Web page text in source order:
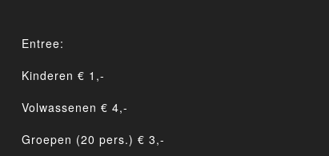
Entree:
Kinderen € 1,-
Volwassenen € 4,-
Groepen (20 pers.) € 3,-